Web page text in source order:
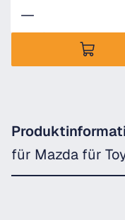
für Mazda für